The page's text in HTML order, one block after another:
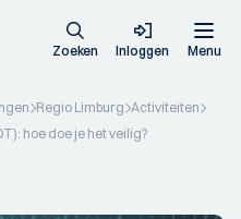
Zoeken Inloggen Menu
Regio Limburg Activiteiten
hoe doe je het veilig?